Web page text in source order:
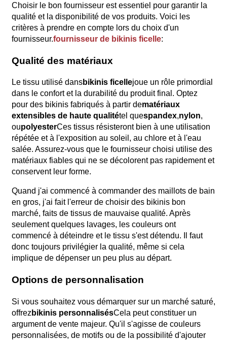
Choisir le bon fournisseur est essentiel pour garantir la
qualité et la disponibilité de vos produits. Voici les
critères à prendre en compte lors du choix d'un
fournisseur.fournisseur de bikinis ficelle:
Qualité des matériaux
Le tissu utilisé dansbikinis ficellejoue un rôle primordial
dans le confort et la durabilité du produit final. Optez
pour des bikinis fabriqués à partir dematériaux
extensibles de haute qualitétel quespandex,nylon,
oupolyesterCes tissus résisteront bien à une utilisation
répétée et à l'exposition au soleil, au chlore et à l'eau
salée. Assurez-vous que le fournisseur choisi utilise des
matériaux fiables qui ne se décolorent pas rapidement et
conservent leur forme.
Quand j'ai commencé à commander des maillots de bain
en gros, j'ai fait l'erreur de choisir des bikinis bon
marché, faits de tissus de mauvaise qualité. Après
seulement quelques lavages, les couleurs ont
commencé à déteindre et le tissu s'est détendu. Il faut
donc toujours privilégier la qualité, même si cela
implique de dépenser un peu plus au départ.
Options de personnalisation
Si vous souhaitez vous démarquer sur un marché saturé,
offrez bikinis personnalisésCela peut constituer un
argument de vente majeur. Qu'il s'agisse de couleurs
personnalisées, de motifs ou de la possibilité d'ajouter